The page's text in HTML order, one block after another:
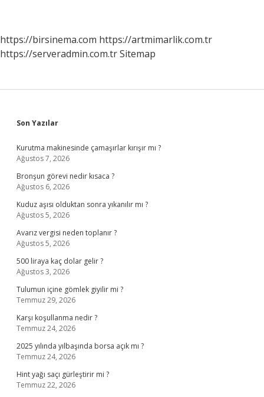
https://birsinema.com https://artmimarlik.com.tr
https://serveradmin.com.trSitemap
Sidebar
Son Yazılar
Kurutma makinesinde çamaşırlar kırışır mı ?
Ağustos 7, 2026
Bronşun görevi nedir kısaca ?
Ağustos 6, 2026
Kuduz aşısı olduktan sonra yıkanılır mı ?
Ağustos 5, 2026
Avarız vergisi neden toplanır ?
Ağustos 5, 2026
500 liraya kaç dolar gelir ?
Ağustos 3, 2026
Tulumun içine gömlek giyilir mi ?
Temmuz 29, 2026
Karşı koşullanma nedir ?
Temmuz 24, 2026
2025 yılında yılbaşında borsa açık mı ?
Temmuz 24, 2026
Hint yağı saçı gürleştirir mi ?
Temmuz 22, 2026